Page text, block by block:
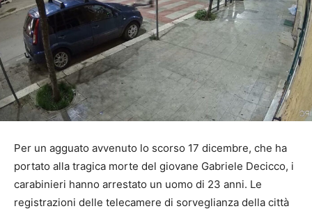
Per un agguato avvenuto lo scorso 17 dicembre, che ha
portato alla tragica morte del giovane Gabriele Decicco, i
carabinieri hanno arrestato un uomo di 23 anni. Le
registrazioni delle telecamere di sorveglianza della città